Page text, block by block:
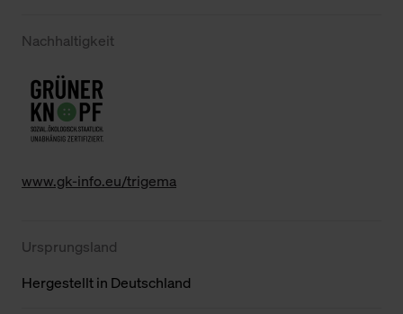
Nachhaltigkeit
www.gk-info.eu/trigema
Ursprungsland
Hergestellt in Deutschland